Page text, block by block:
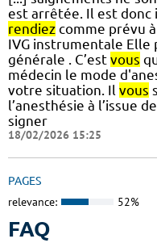
est arrêtée. Il est donc
rendiez comme prévu
IVG instrumentale Elle
générale . C’est vous
médecin le mode
votre situation. Il vous
l’anesthésie à l’issue
signer
18/02/2026 15:25
PAGES
relevance: 52%
FAQ